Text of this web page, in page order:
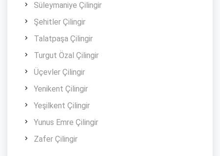
Süleymaniye Çilingir
Şehitler Çilingir
Talatpaşa Çilingir
Turgut Özal Çilingir
Üçevler Çilingir
Yenikent Çilingir
Yeşilkent Çilingir
Yunus Emre Çilingir
Zafer Çilingir